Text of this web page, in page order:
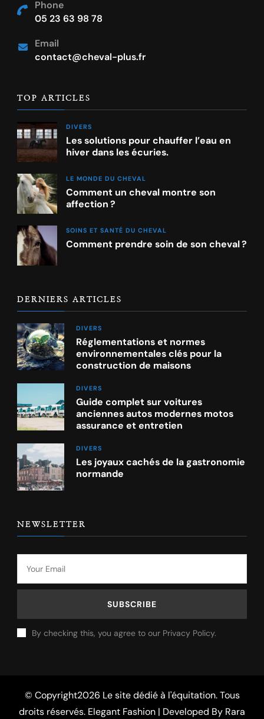
Phone
05 23 63 98 78
Email
contact@cheval-plus.fr
TOP ARTICLES
DIVERS
Les solutions pour chauffer l’eau en
hiver dans les écuries.
LE MONDE DU CHEVAL
Comment un cheval montre son
affection ?
SOINS ET SANTÉ DU CHEVAL
Comment prendre soin de son cheval ?
DERNIERS ARTICLES
DIVERS
Réglementations et normes
environnementales clés pour la
construction de maisons
DIVERS
Guide complet sur voitures
anciennes autos modernes motos
assurance et entretien
DIVERS
Les joyaux cachés de la gastronomie
normande
NEWSLETTER
By checking this, you agree to our Privacy Policy.
© Copyright2026 Le site dédié à l'équitation. Tous
droits réservés. Elegant Fashion | Developed By Rara